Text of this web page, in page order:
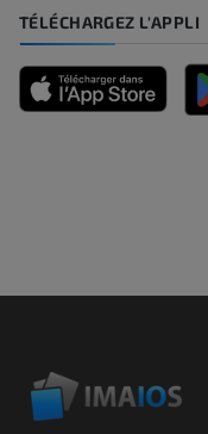
TÉLÉCHARGEZ L'APPLI